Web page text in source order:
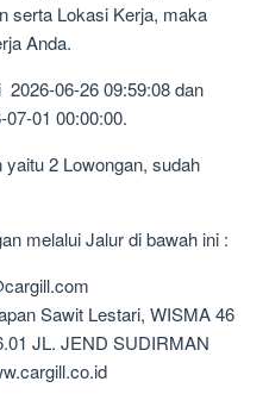
serta Lokasi Kerja, maka
Anda.
06-26 09:59:08 dan
01 00:00:00.
2 Lowongan, sudah
melalui Jalur di bawah ini :
Sawit Lestari, WISMA 46
JL. JEND SUDIRMAN